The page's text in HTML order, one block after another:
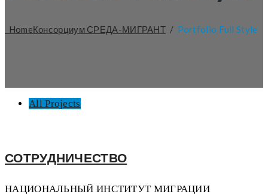
HomeКонсорциум СРЕДА-МИГРАНТ / Portfolio Full Style
All Projects
СОТРУДНИЧЕСТВО
НАЦИОНАЛЬНЫЙ ИНСТИТУТ МИГРАЦИИ